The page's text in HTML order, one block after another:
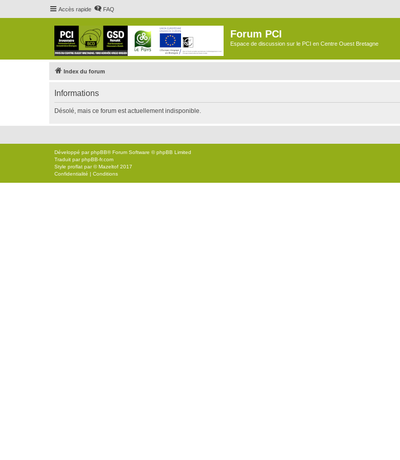
Accès rapide FAQ
Forum PCI
Espace de discussion sur le PCI en Centre Ouest Bretagne
Index du forum
Informations
Désolé, mais ce forum est actuellement indisponible.
Développé parphpBB® Forum Software © phpBB Limited
Traduit parphpBB-fr.com
Style proflat par ©Mazeltof 2017
Confidentialité | Conditions